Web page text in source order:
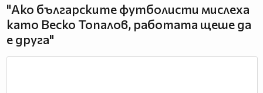
"Ако българските футболисти мислеха
като Веско Топалов, работата щеше да
е друга"